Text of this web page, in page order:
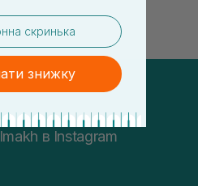
в Instagram
знижку